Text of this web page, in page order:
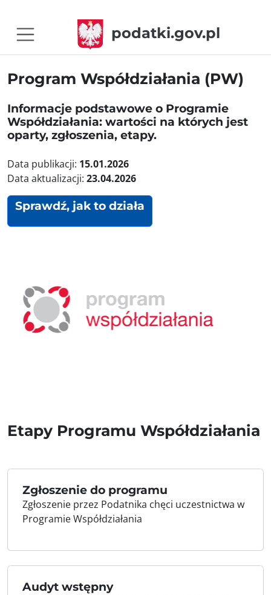
podatki.gov.pl
Program Współdziałania (PW)
Informacje podstawowe o Programie
Współdziałania: wartości na których jest
oparty, zgłoszenia, etapy.
Data publikacji: 15.01.2026
Data aktualizacji: 23.04.2026
Sprawdź, jak to działa
Etapy Programu Współdziałania
Zgłoszenie do programu
Zgłoszenie przez Podatnika chęci uczestnictwa w
Programie Współdziałania
Audyt wstępny